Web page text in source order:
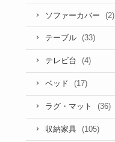
ソファーカバー (2)
テーブル (33)
テレビ台 (4)
ベッド (17)
ラグ・マット (36)
収納家具 (105)